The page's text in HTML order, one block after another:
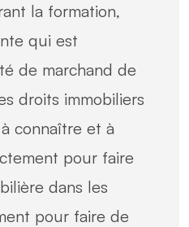
la formation,
qui est
de marchand de
droits immobiliers
connaître et à
pour faire
dans les
pour faire de